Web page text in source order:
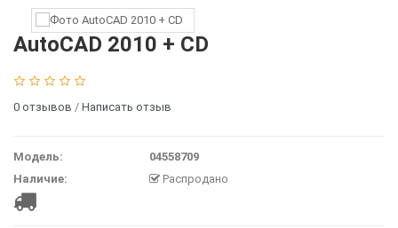
AutoCAD 2010 + CD
0 отзывов / Написать отзыв
Модель:
04558709
Наличие:
Распродано